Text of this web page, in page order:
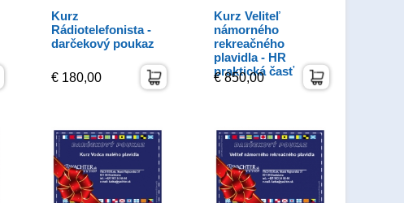
Kurz
Rádiotelefonista -
darčekový poukaz
€ 180,00
Kurz Veliteľ
námorného
rekreačného
plavidla - HR
praktická časť
€ 850,00